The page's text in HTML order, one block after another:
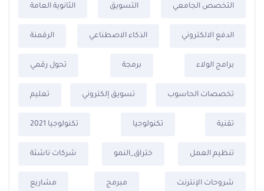
التخصص الجامعي التسويق الثانوية العامة
الدفع الالكتروني الذكاء الاصطناعي الرقمنة
برامج الولاء برمجة تحول رقمي
تخصصات الحاسوب تسويق إلكتروني تعليم
تقنية تكنولوجيا تكنولوجيا 2021
تنظيم العمل ختراق_النمو شركات ناشئة
شروحات الإنترنت مبرمج مشاريع